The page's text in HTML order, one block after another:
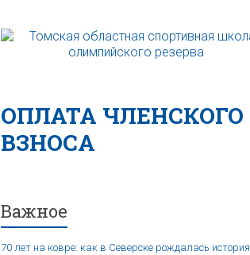
ОПЛАТА ЧЛЕНСКОГО
ВЗНОСА
Важное
70 лет на ковре: как в Северске рождалась история